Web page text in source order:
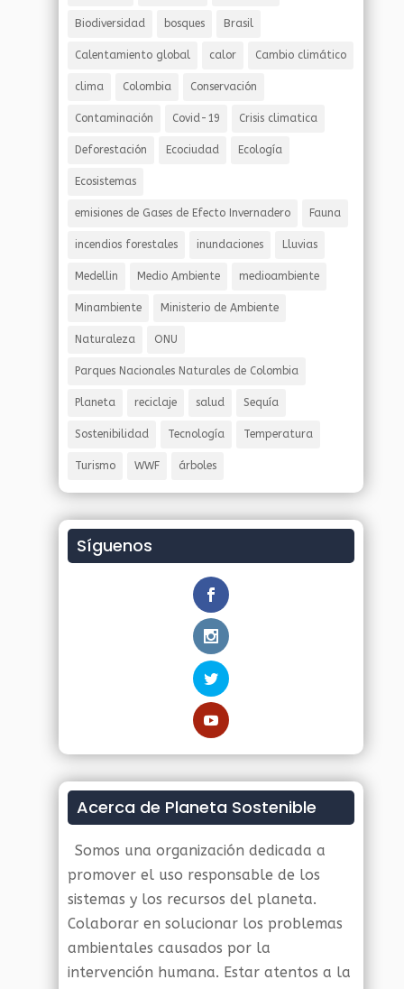
Biodiversidad bosques Brasil
Calentamiento global calor Cambio climático
clima Colombia Conservación
Contaminación Covid-19 Crisis climatica
Deforestación Ecociudad Ecología
Ecosistemas
emisiones de Gases de Efecto Invernadero Fauna
incendios forestales inundaciones Lluvias
Medellin Medio Ambiente medioambiente
Minambiente Ministerio de Ambiente
Naturaleza ONU
Parques Nacionales Naturales de Colombia
Planeta reciclaje salud Sequía
Sostenibilidad Tecnología Temperatura
Turismo WWF árboles
Síguenos
Acerca de Planeta Sostenible
Somos una organización dedicada a
promover el uso responsable de los
sistemas y los recursos del planeta.
Colaborar en solucionar los problemas
ambientales causados por la
intervención humana. Estar atentos a la